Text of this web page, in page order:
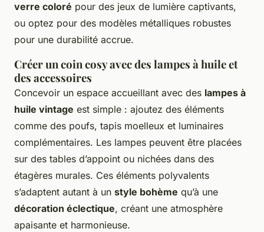
verre coloré pour des jeux de lumière captivants,
ou optez pour des modèles métalliques robustes
pour une durabilité accrue.
Créer un coin cosy avec des lampes à huile et
des accessoires
Concevoir un espace accueillant avec des lampes à
huile vintage est simple : ajoutez des éléments
comme des poufs, tapis moelleux et luminaires
complémentaires. Les lampes peuvent être placées
sur des tables d’appoint ou nichées dans des
étagères murales. Ces éléments polyvalents
s’adaptent autant à un style bohème qu’à une
décoration éclectique, créant une atmosphère
apaisante et harmonieuse.